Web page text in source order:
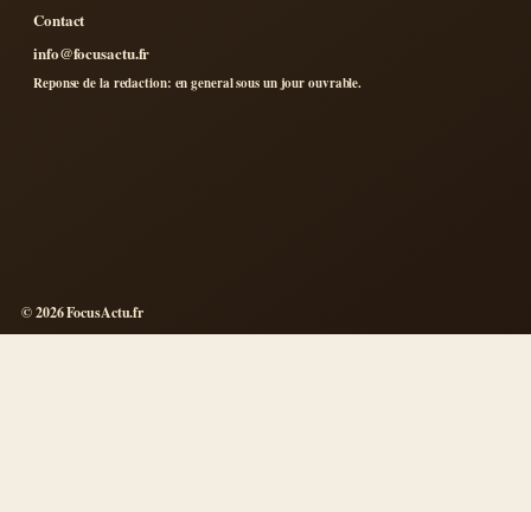
Contact
info@focusactu.fr
Reponse de la redaction: en general sous un jour ouvrable.
© 2026 FocusActu.fr